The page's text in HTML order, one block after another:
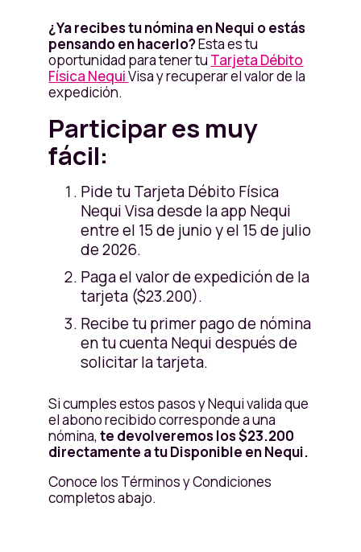
¿Ya recibes tu nómina en Nequi o estás
pensando en hacerlo?Esta es tu
oportunidad para tener tu Tarjeta Débito
Física NequiVisa y recuperar el valor de la
expedición.
Participar es muy
fácil:
Pide tu Tarjeta Débito Física
Nequi Visa desde la app Nequi
entre el 15 de junio y el 15 de julio
de 2026.
Paga el valor de expedición de la
tarjeta ($23.200).
Recibe tu primer pago de nómina
en tu cuenta Nequi después de
solicitar la tarjeta.
Si cumples estos pasos y Nequi valida que
el abono recibido corresponde a una
nómina,te devolveremos los $23.200
directamente a tu Disponible en Nequi.
Conoce los Términos y Condiciones
completos abajo.